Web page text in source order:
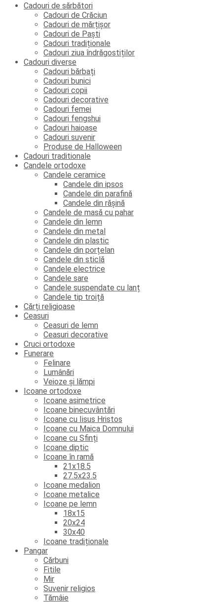
Cadouri de sărbători
Cadouri de Crăciun
Cadouri de mărțișor
Cadouri de Paști
Cadouri tradiționale
Cadouri ziua îndrăgostiților
Cadouri diverse
Cadouri bărbați
Cadouri bunici
Cadouri copii
Cadouri decorative
Cadouri femei
Cadouri fengshui
Cadouri haioase
Cadouri suvenir
Produse de Halloween
Cadouri traditionale
Candele ortodoxe
Candele ceramice
Candele din ipsos
Candele din parafină
Candele din rășină
Candele de masă cu pahar
Candele din lemn
Candele din metal
Candele din plastic
Candele din porțelan
Candele din sticlă
Candele electrice
Candele sare
Candele suspendate cu lanț
Candele tip troiță
Cărți religioase
Ceasuri
Ceasuri de lemn
Ceasuri decorative
Cruci ortodoxe
Funerare
Felinare
Lumânări
Veioze și lămpi
Icoane ortodoxe
Icoane asimetrice
Icoane binecuvântări
Icoane cu Iisus Hristos
Icoane cu Maica Domnului
Icoane cu Sfinți
Icoane diptic
Icoane în ramă
21x18.5
27.5x23.5
Icoane medalion
Icoane metalice
Icoane pe lemn
18x15
20x24
30x40
Icoane tradiționale
Pangar
Cărbuni
Fitile
Mir
Suvenir religios
Tămâie